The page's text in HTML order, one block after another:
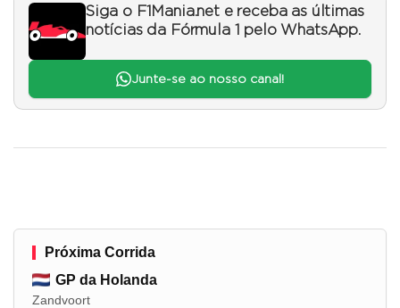
Siga o F1Mania.net e receba as últimas
notícias da Fórmula 1 pelo WhatsApp.
Junte-se ao nosso canal!
Próxima Corrida
GP da Holanda
Zandvoort